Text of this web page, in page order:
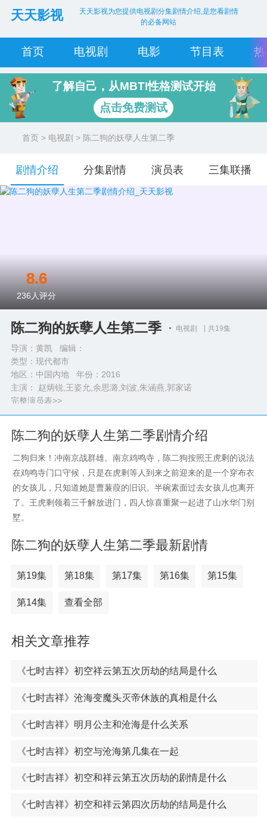
天天影视
天天影视为您提供电视剧分集剧情介绍,是您看剧情
的必备网站
首页 电视剧 电影 节目表
了解自己，从MBTI性格测试开始
点击免费测试
首页 > 电视剧 > 陈二狗的妖孽人生第二季
剧情介绍 分集剧情 演员表 三集联播
陈二狗的妖孽人生第二季 电视剧 共19集
导演：黄凯 编辑：
类型： 现代都市
地区：中国内地 年份： 2016
主演： 赵炳锐,王姿允,余思潞,刘波,朱涵燕,郭家诺
完整演员表>>
8.6
236 人评分
陈二狗的妖孽人生第二季剧情介绍
二狗归来！冲南京战群雄。南京鸡鸣寺，陈二狗按照王虎剩的说法
在鸡鸣寺门口守候，只是在虎剩等人到来之前迎来的是一个穿布衣
的女孩儿，只知道她是曹蒹葭的旧识。半碗素面过去女孩儿也离开
了。王虎剩领着三千解放进门，四人惊喜重聚一起进了山水华门别
墅。
陈二狗的妖孽人生第二季最新剧情
第19集 第18集 第17集 第16集 第15集
第14集 查看全部
相关文章推荐
《七时吉祥》初空祥云第五次历劫的结局是什么
《七时吉祥》沧海变魔头灭帝休族的真相是什么
《七时吉祥》明月公主和沧海是什么关系
《七时吉祥》初空与沧海第几集在一起
《七时吉祥》初空和祥云第五次历劫的剧情是什么
《七时吉祥》初空和祥云第四次历劫的结局是什么